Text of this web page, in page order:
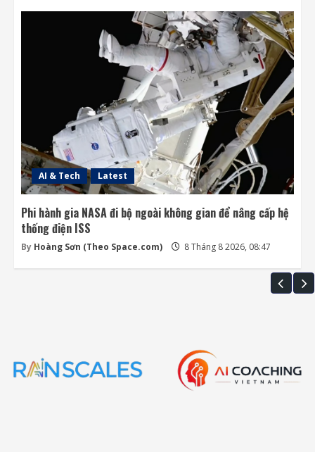
AI & Tech Latest
Phi hành gia NASA đi bộ ngoài không gian để nâng cấp hệ
thống điện ISS
By Hoàng Sơn (Theo Space.com) 8 Tháng 8 2026, 08:47